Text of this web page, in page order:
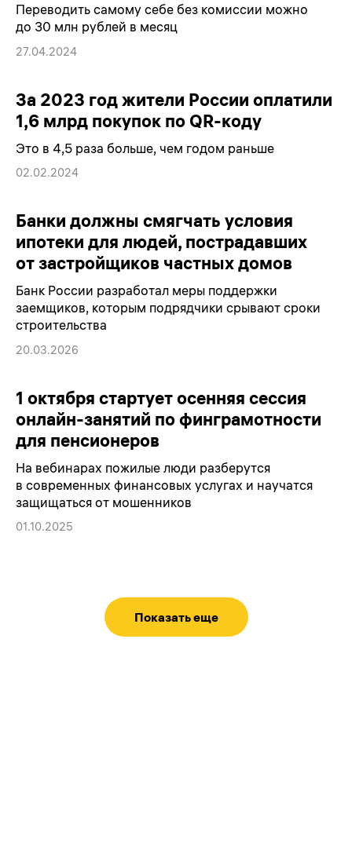
Переводить самому себе без комиссии можно
до 30 млн рублей в месяц
27.04.2024
За 2023 год жители России оплатили
1,6 млрд покупок по QR-коду
Это в 4,5 раза больше, чем годом раньше
02.02.2024
Банки должны смягчать условия
ипотеки для людей, пострадавших
от застройщиков частных домов
Банк России разработал меры поддержки
заемщиков, которым подрядчики срывают сроки
строительства
20.03.2026
1 октября стартует осенняя сессия
онлайн-занятий по финграмотности
для пенсионеров
На вебинарах пожилые люди разберутся
в современных финансовых услугах и научатся
защищаться от мошенников
01.10.2025
Показать еще